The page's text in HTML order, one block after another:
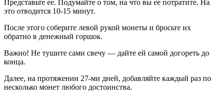
Представьте ее. Подумайте о том, на что вы ее потратите. На
это отводится 10-15 минут.
После этого соберите левой рукой монеты и бросьте их
обратно в денежный горшок.
Важно! Не тушите сами свечу — дайте ей самой догореть до
конца.
Далее, на протяжении 27-ми дней, добавляйте каждый раз по
несколько монет любого достоинства.